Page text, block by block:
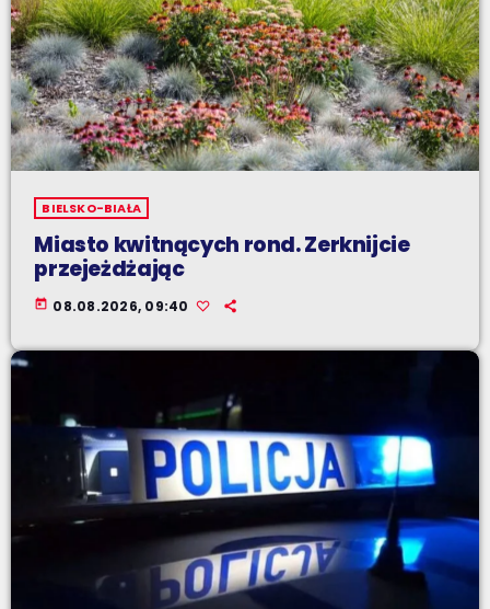
BIELSKO-BIAŁA
Miasto kwitnących rond. Zerknijcie
przejeżdżając
today 08.08.2026, 09:40